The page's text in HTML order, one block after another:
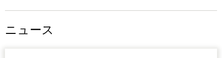
ニュース